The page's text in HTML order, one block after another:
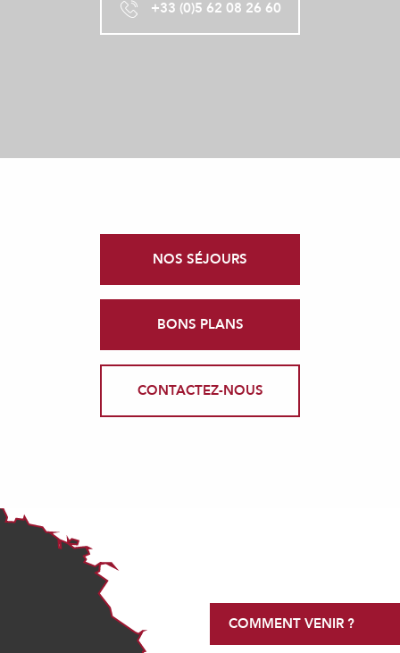
+33 (0)5 62 08 26 60
NOS SÉJOURS
BONS PLANS
CONTACTEZ-NOUS
COMMENT VENIR ?